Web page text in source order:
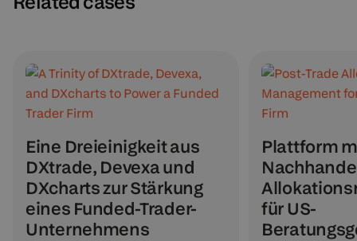
Eine Dreieinigkeit aus
DXtrade, Devexa und
DXcharts zur Stärkung
eines Funded-Trader-
Unternehmens
Plattform
für US-